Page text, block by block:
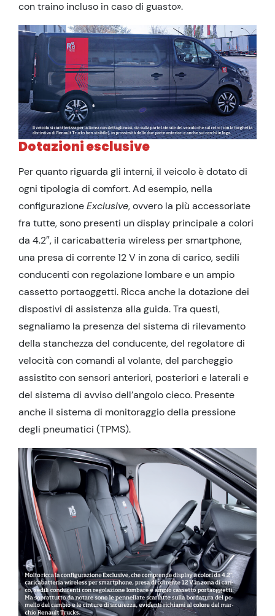
con traino incluso in caso di guasto».
Dotazioni esclusive
Per quanto riguarda gli interni, il veicolo è dotato di
ogni tipologia di comfort. Ad esempio, nella
configurazioneExclusive, ovvero la più accessoriate
fra tutte, sono presenti un display principale a colori
da 4.2″, il caricabatteria wireless per smartphone,
una presa di corrente 12 V in zona di carico, sedili
conducenti con regolazione lombare e un ampio
cassetto portaoggetti. Ricca anche la dotazione dei
dispostivi di assistenza alla guida. Tra questi,
segnaliamo la presenza del sistema di rilevamento
della stanchezza del conducente, del regolatore di
velocità con comandi al volante, del parcheggio
assistito con sensori anteriori, posteriori e laterali e
del sistema di avviso dell’angolo cieco. Presente
anche il sistema di monitoraggio della pressione
degli pneumatici (TPMS).